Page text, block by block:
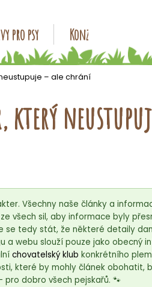
pro psy Konzervy pro psy
– ale chrání
který
Všechny naše články a
všech sil, aby informace byly
se tedy stát, že některé detaily
a webu slouží pouze jako obecný
chovatelský klub konkrétního
které by mohly článek obohatit,
dobro všech pejskařů. 🐾